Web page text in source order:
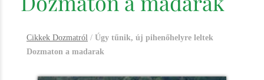
Cikkek Dozmatról / Úgy tűnik, új pihenőhelyre leltek
Dozmaton a madarak